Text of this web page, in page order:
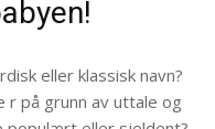
eller klassisk navn?
r på grunn av uttale og